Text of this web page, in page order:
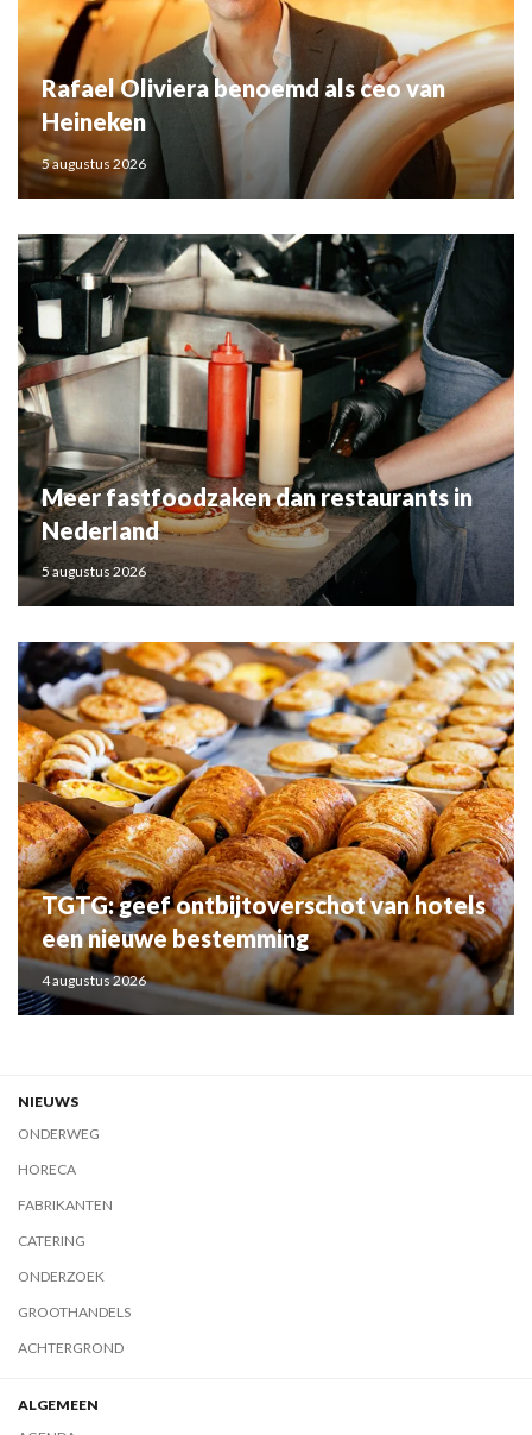
Rafael Oliviera benoemd als ceo van
Heineken
5 augustus 2026
Meer fastfoodzaken dan restaurants in
Nederland
5 augustus 2026
TGTG: geef ontbijtoverschot van hotels
een nieuwe bestemming
4 augustus 2026
NIEUWS
ONDERWEG
HORECA
FABRIKANTEN
CATERING
ONDERZOEK
GROOTHANDELS
ACHTERGROND
ALGEMEEN